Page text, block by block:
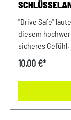
"Drive Safe"
diesem
sicheres
Details: Schutzengel Schlüsselanhänger Logo aus
mit Aufschrift
schwarzen
10,00 €*